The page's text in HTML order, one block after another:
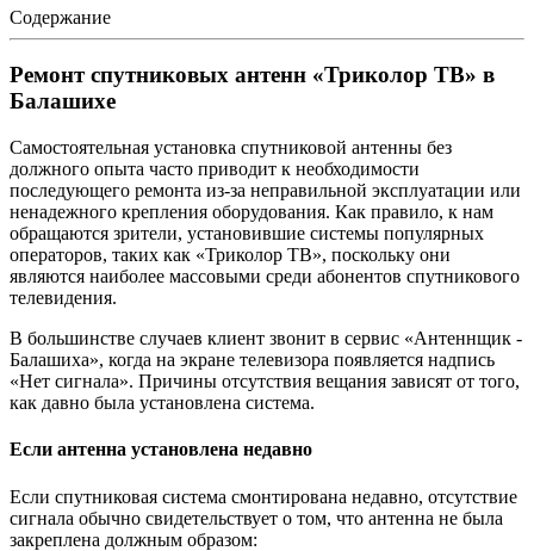
Содержание
Ремонт спутниковых антенн «Триколор ТВ» в
Балашихе
Самостоятельная установка спутниковой антенны без
должного опыта часто приводит к необходимости
последующего ремонта из-за неправильной эксплуатации или
ненадежного крепления оборудования. Как правило, к нам
обращаются зрители, установившие системы популярных
операторов, таких как «Триколор ТВ», поскольку они
являются наиболее массовыми среди абонентов спутникового
телевидения.
В большинстве случаев клиент звонит в сервис «Антеннщик -
Балашиха», когда на экране телевизора появляется надпись
«Нет сигнала». Причины отсутствия вещания зависят от того,
как давно была установлена система.
Если антенна установлена недавно
Если спутниковая система смонтирована недавно, отсутствие
сигнала обычно свидетельствует о том, что антенна не была
закреплена должным образом: